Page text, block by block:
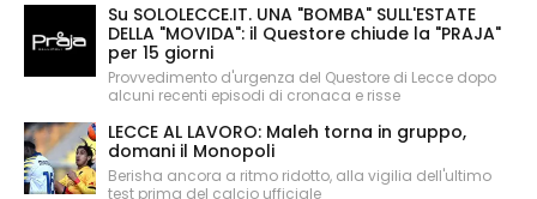
Su SOLOLECCE.IT. UNA "BOMBA" SULL'ESTATE
DELLA "MOVIDA": il Questore chiude la "PRAJA"
per 15 giorni
Provvedimento d'urgenza del Questore di Lecce dopo
alcuni recenti episodi di cronaca e risse
LECCE AL LAVORO: Maleh torna in gruppo,
domani il Monopoli
Berisha ancora a ritmo ridotto, alla vigilia dell'ultimo
test prima del calcio ufficiale